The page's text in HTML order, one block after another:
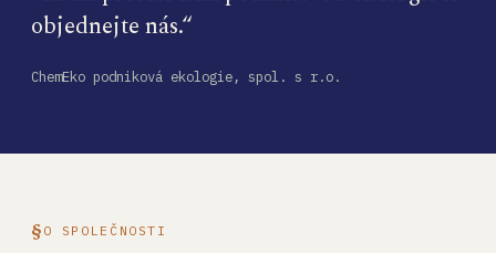
objednejte nás.“
ChemEko podniková ekologie, spol. s r.o.
O SPOLEČNOSTI